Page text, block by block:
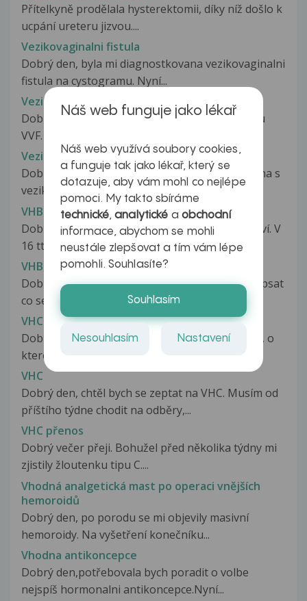
Přítelkyně prodělala hysterektomii, díky níž došlo k
ucpání ureteru jizvou....
Vezikovaginalni fistula
Dobrý den, byla mi diagnostkovana vezikovaginalni
fistula na cystogramu. Nyní...
Vezikovaginalni fistula
Dobrý den, byla u mě potvrzena na cystogramu
VVF. Bez dalšího vyšetření mi pan...
Vezikovaginalni fistula
Dobrý den, začátkem dubna mám být operována s
vezikovaginalni fistulou. Ráda...
VHB v těhotenství
Dobrý den, mám dotaz. Jsem ve 33 tt těhotenství. V
16 tt jsem měla negativní...
VHB, VHC, HIV
Dobrý den, Nevím jak začít, tak Vám zkusím popsat
co se mi právě stalo nebo...
VHC
Dobrý den, před dvěmi lety jsem měla partnera, o
kterém jsem se dověděla, že...
VHC
Dobrý den, chtěl bych se zeptat na VHC. Musím od
příštího týdne chodit na odběry,...
VHC přenos
Dobrý večer přeji. Bohužel před několika týdny mi
zjistily žloutenku tipu C....
Vhodná analgetická mast po operaci vnějších
hemoroidů
Dobrý den, po porodu se mi objevily masivní
hemoroidy. Na vyšetření konečníku...
Vhodna antikoncepce
Dobrý den,potřebovala bych poradit o volbe
nejspíš hormonalni antikoncepce.Nyní...
Náš web funguje jako lékař
Náš web využívá soubory cookies,
a funguje tak jako lékař, který se
dotazuje, aby vám mohl co nejlépe
pomoci. My takto sbíráme
technické,analytické a obchodní
informace, abychom se mohli
neustále zlepšovat a tím vám lépe
pomohli. Souhlasíte?
Souhlasím
Nesouhlasím Nastavení